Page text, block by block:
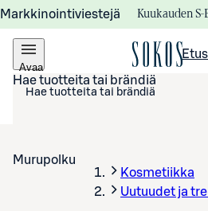
Markkinointiviestejä Kuukauden S-
Avaa
valikko
Hae tuotteita tai brändiä
Murupolku
Kosmetiikka
Uutuudet ja